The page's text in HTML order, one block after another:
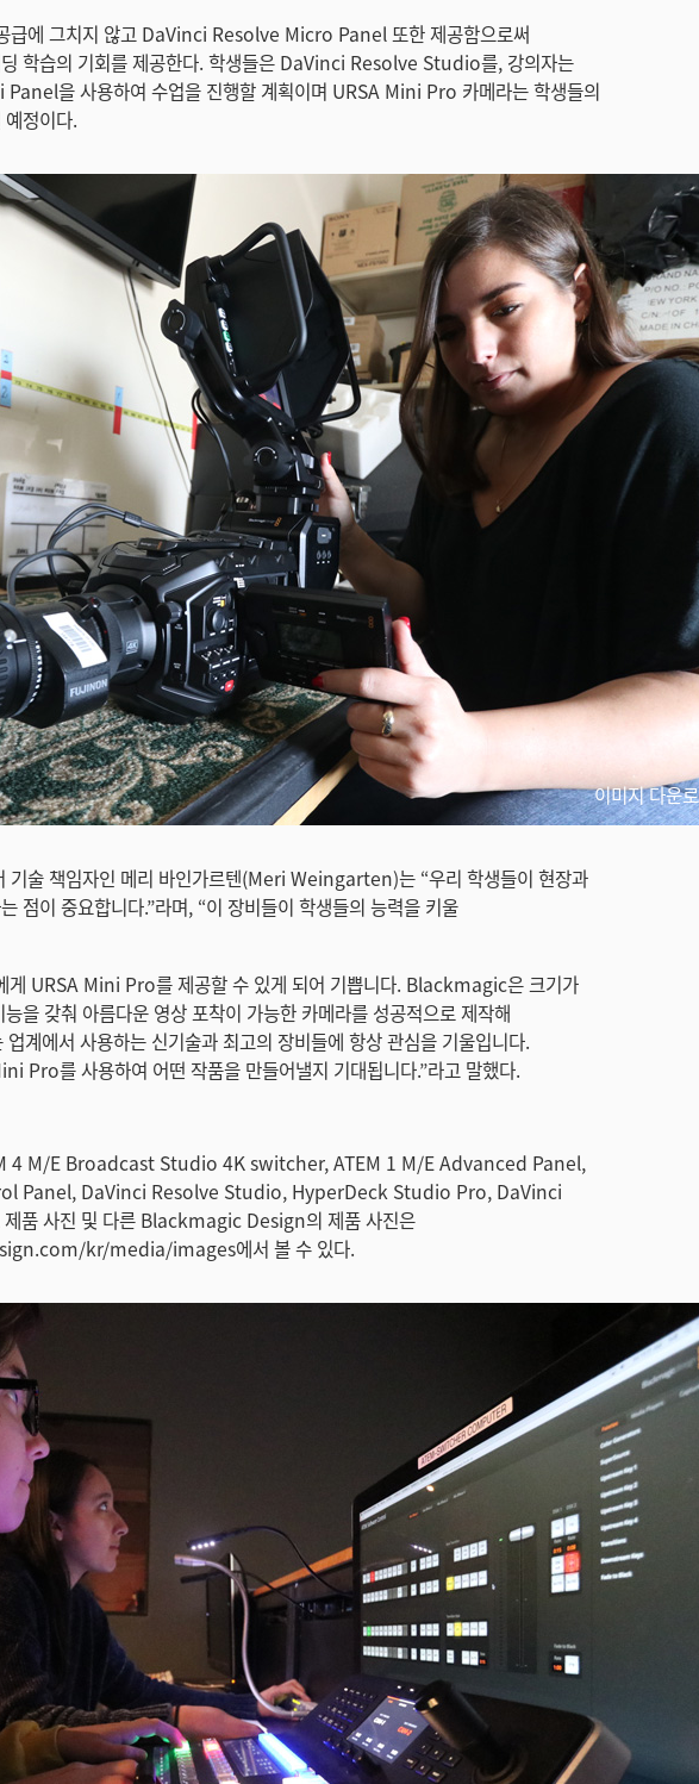
급에 그치지 않고 DaVinci Resolve Micro Panel 또한 제공함으로써
학습의 기회를 제공한다. 학생들은 DaVinci Resolve Studio를, 강의자는
을 사용하여 수업을 진행할 계획이며 URSA Mini Pro 카메라는 학생들의
정이다.
이미지 다운
기술 책임자인 메리 바인가르텐(Meri Weingarten)는 “우리 학생들이 현장과
점이 중요합니다.”라며, “이 장비들이 학생들의 능력을 키울
게 URSA Mini Pro를 제공할 수 있게 되어 기쁩니다. Blackmagic은 크기가
을 갖춰 아름다운 영상 포착이 가능한 카메라를 성공적으로 제작해
업계에서 사용하는 신기술과 최고의 장비들에 항상 관심을 기울입니다.
Pro를 사용하여 어떤 작품을 만들어낼지 기대됩니다.”라고 말했다.
4 M/E Broadcast Studio 4K switcher, ATEM 1 M/E Advanced Panel,
Panel, DaVinci Resolve Studio, HyperDeck Studio Pro, DaVinci
품 사진 및 다른 Blackmagic Design의 제품 사진은
kr/media/images에서 볼 수 있다.